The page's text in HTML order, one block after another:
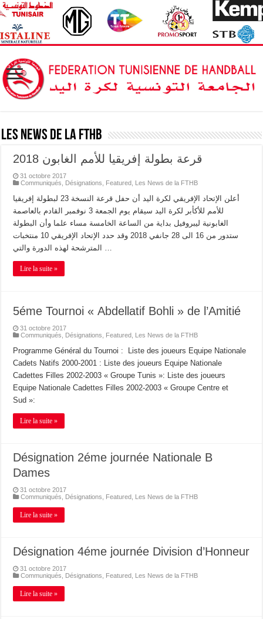
Les News de la FTHB
قرعة بطولة إفريقيا للأمم الغابون 2018
31 octobre 2017
Communiqués
Désignations Featured Les News de la FTHB
أعلن الإتحاد الإفريقي لكرة اليد أن حفل قرعة النسخة 23 لبطولة إفريقيا
للأمم للأكأبر لكرة اليد سيقام يوم الجمعة 3 نوفمبر القادم بالعاصمة
الغابونية ليبروفيل بداية من الساعة الخامسة مساء علما وأن البطولة
ستدور من 16 الى 28 جانفي 2018 وقد حدد الإتحاد الإفريقي 10 منتخبات
Lire la suite »
5éme Tournoi « Abdellatif Bohli » de l’Amitié
31 octobre 2017
Communiqués
Désignations Featured Les News de la FTHB
Programme Général du Tournoi : Liste des joueurs Equipe Nationale
Cadets Natifs 2000-2001 : Liste des joueurs Equipe Nationale
Cadettes Filles 2002-2003 « Groupe Tunis »: Liste des joueurs
Equipe Nationale Cadettes Filles 2002-2003 « Groupe Centre et
Sud »:
Lire la suite »
Désignation 2éme journée Nationale B
Dames
31 octobre 2017
Communiqués
Désignations Featured Les News de la FTHB
Lire la suite »
Désignation 4éme journée Division d’Honneur
31 octobre 2017
Communiqués
Désignations Featured Les News de la FTHB
Lire la suite »